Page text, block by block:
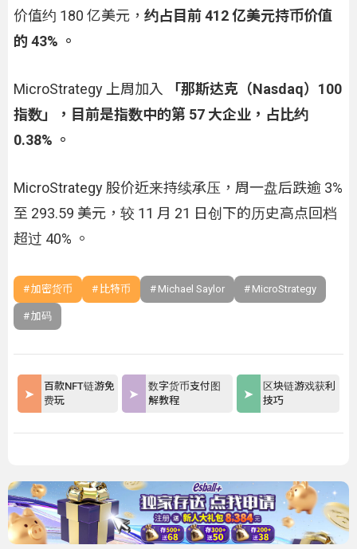
价值约 180 亿美元， 约占目前 412 亿美元持币价值
的 43% 。
MicroStrategy 上周加入
「那斯达克（Nasdaq）100
指数」，目前是指数中的第 57 大企业，占比约
0.38% 。
MicroStrategy 股价近来持续承压，周一盘后跌逾 3%
至 293.59 美元，较 11 月 21 日创下的历史高点回档
超过 40% 。
加密货币 比特币 Michael Saylor MicroStrategy
加码
百款NFT链游免
费玩
数字货币支付图
解教程
区块链游戏获利
技巧